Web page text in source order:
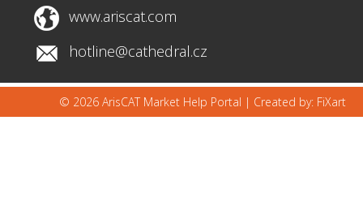
www.ariscat.com
hotline@cathedral.cz
© 2026 ArisCAT Market Help Portal | Created by: FiXart